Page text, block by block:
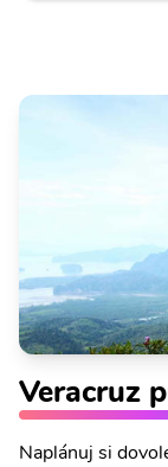
Veracruz
Naplánuj si